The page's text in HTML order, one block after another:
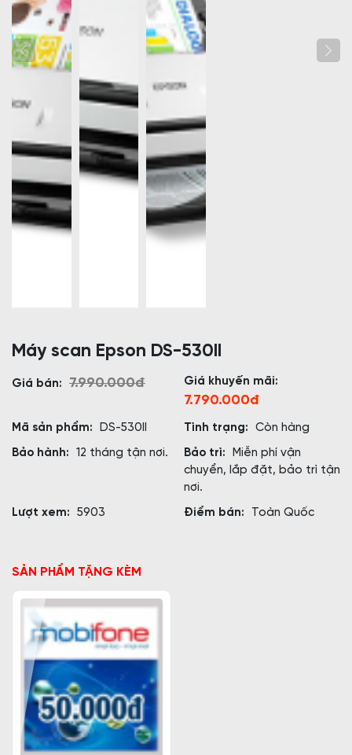
Máy scan Epson DS-530II
Giá bán: 7.990.000đ Giá khuyến mãi:
7.790.000đ
Mã sản phẩm: DS-530II Tình trạng:
Còn hàng
Bảo hành:
12 tháng tận nơi. Bảo trì:
Miễn phí vận
chuyển, lắp đặt, bảo trì tận
nơi.
Lượt xem:
5903 Điểm bán: Toàn Quốc
SẢN PHẨM TẶNG KÈM